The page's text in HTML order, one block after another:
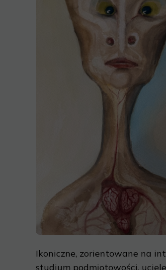
Ikoniczne, zorientowane na
studium podmiotowości,